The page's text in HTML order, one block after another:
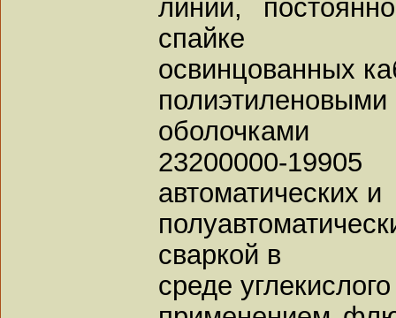
линий,
спайке
освинцованных
оболочками
23200000-
автоматических и
сваркой в
среде